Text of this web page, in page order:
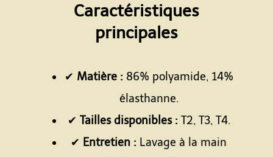
Caractéristiques
principales
✔ Matière : 86% polyamide, 14%
élasthanne.
✔ Tailles disponibles : T2, T3, T4.
✔ Entretien : Lavage à la main